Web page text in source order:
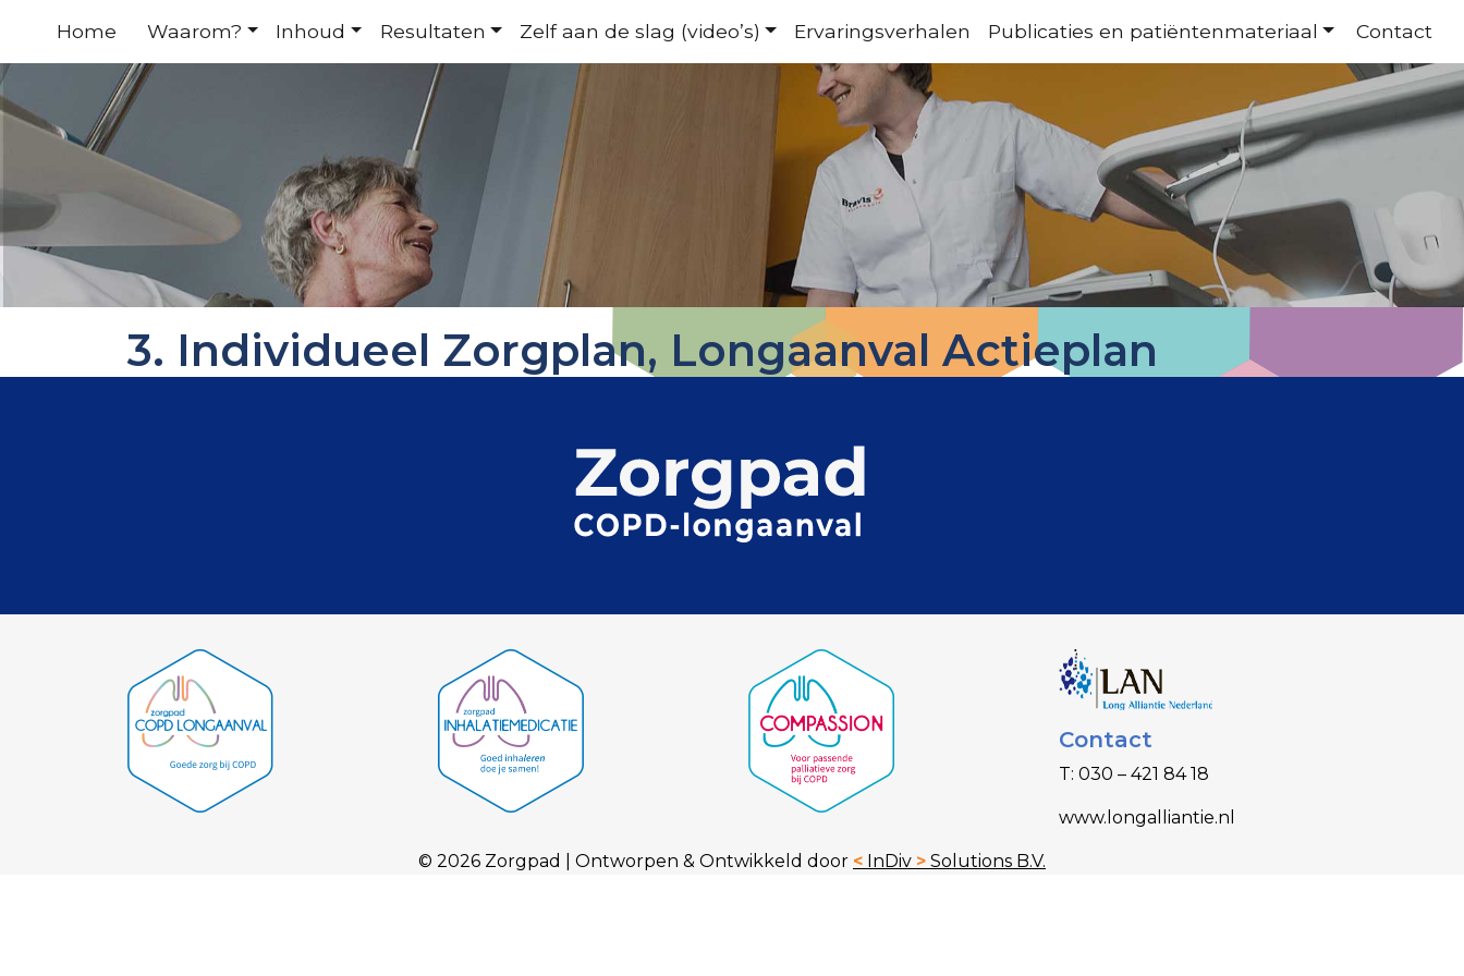
Home Waarom? Inhoud Resultaten Zelf aan de slag (video’s) Ervaringsverhalen Publicaties en patiëntenmateriaal Contact
3. Individueel Zorgplan, Longaanval Actieplan
Contact
T: 030 – 421 84 18
www.longalliantie.nl
© 2026 Zorgpad | Ontworpen & Ontwikkeld door < InDiv > Solutions B.V.